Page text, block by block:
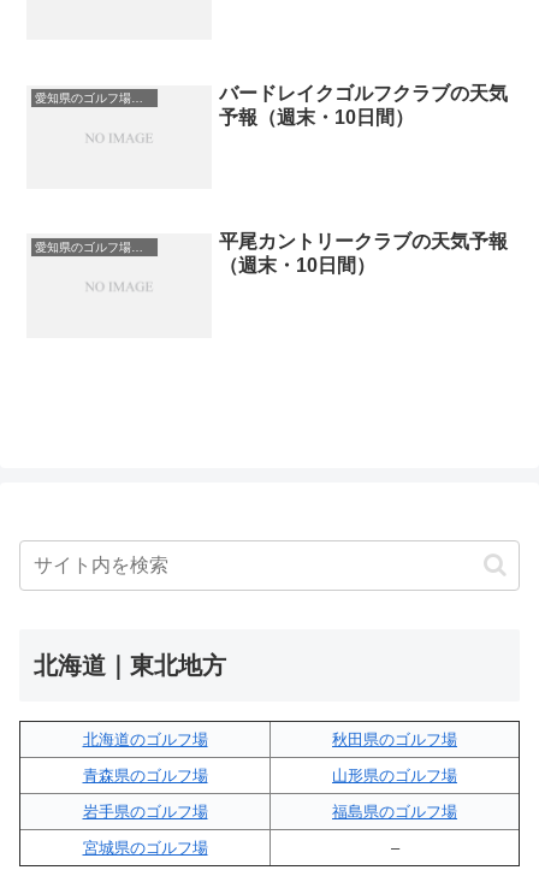
愛知県のゴルフ場一覧｜距離が長い・広いゴルフ場ランキング
バードレイクゴルフクラブの天気
予報（週末・10日間）
愛知県のゴルフ場一覧｜距離が長い・広いゴルフ場ランキング
平尾カントリークラブの天気予報
（週末・10日間）
北海道｜東北地方
北海道のゴルフ場
秋田県のゴルフ場
青森県のゴルフ場
山形県のゴルフ場
岩手県のゴルフ場
福島県のゴルフ場
宮城県のゴルフ場
–